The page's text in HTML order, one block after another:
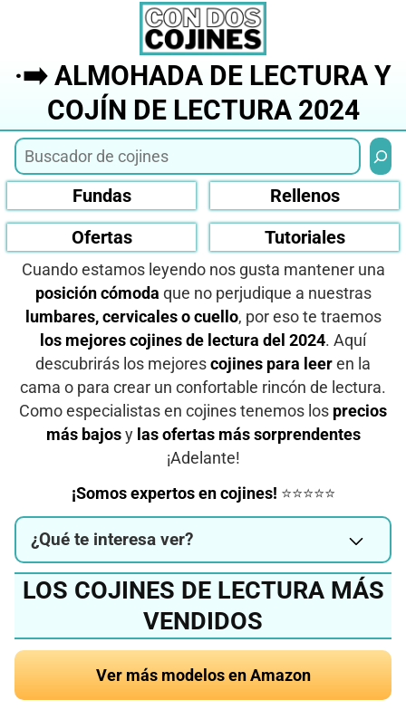
·➡️ ALMOHADA DE LECTURA Y
COJÍN DE LECTURA 2024
Fundas
Rellenos
Ofertas
Tutoriales
Cuando estamos leyendo nos gusta mantener una
posición cómoda que no perjudique a nuestras
lumbares, cervicales o cuello, por eso te traemos
los mejores cojines de lectura del 2024. Aquí
descubrirás los mejores cojines para leer en la
cama o para crear un confortable rincón de lectura.
Como especialistas en cojines tenemos los precios
más bajosy las ofertas más sorprendentes
¡Adelante!
¡Somos expertos en cojines! ⭐⭐⭐⭐⭐
¿Qué te interesa ver?
LOS COJINES DE LECTURA MÁS
VENDIDOS
Ver más modelos en Amazon